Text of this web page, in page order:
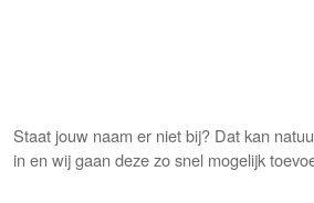
Staat jouw naam er niet bij? Dat kan
in en wij gaan deze zo snel mogelijk